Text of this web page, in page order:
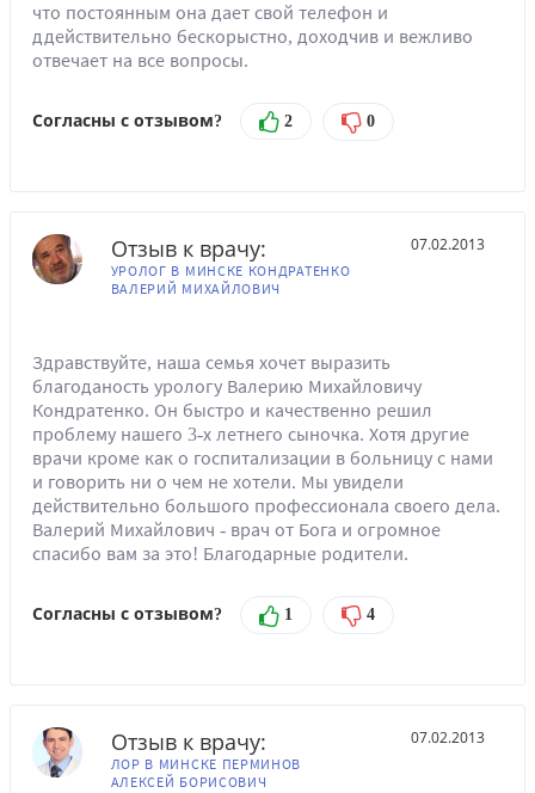
что постоянным она дает свой телефон и
ддействительно бескорыстно, доходчив и вежливо
отвечает на все вопросы.
Согласны с отзывом? 2 0
Отзыв к врачу:
УРОЛОГ В МИНСКЕ КОНДРАТЕНКО
ВАЛЕРИЙ МИХАЙЛОВИЧ
07.02.2013
Здравствуйте, наша семья хочет выразить
благоданость урологу Валерию Михайловичу
Кондратенко. Он быстро и качественно решил
проблему нашего 3-х летнего сыночка. Хотя другие
врачи кроме как о госпитализации в больницу с нами
и говорить ни о чем не хотели. Мы увидели
действительно большого профессионала своего дела.
Валерий Михайлович - врач от Бога и огромное
спасибо вам за это! Благодарные родители.
Согласны с отзывом? 1 4
Отзыв к врачу:
ЛОР В МИНСКЕ ПЕРМИНОВ
АЛЕКСЕЙ БОРИСОВИЧ
07.02.2013